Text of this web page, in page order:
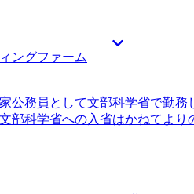
リスクを取れるだけの力をつけ
分かり、とても感動したことを
いまして、転職活動の支援をそ
のコンサル転職で不安な中でも
ったです。 自分の会社で成果を
たという話を伺っていたので、
も成功している人はいるから諦
営業職からでも活躍している人
たし、相性が非常に良かったで
、社外からは評価されにくい経
ングファーム
公務員として文部科学省で勤務
部科学省への入省はかねてより
善を最優先事項として転職活動を
転職しにくいという話も聞いて